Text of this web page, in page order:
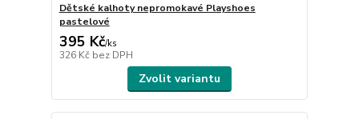
Dětské kalhoty nepromokavé Playshoes
pastelové
395 Kč/ks
326 Kč bez DPH
Zvolit variantu